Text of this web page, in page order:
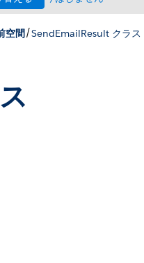
空間/SendEmailResult クラス